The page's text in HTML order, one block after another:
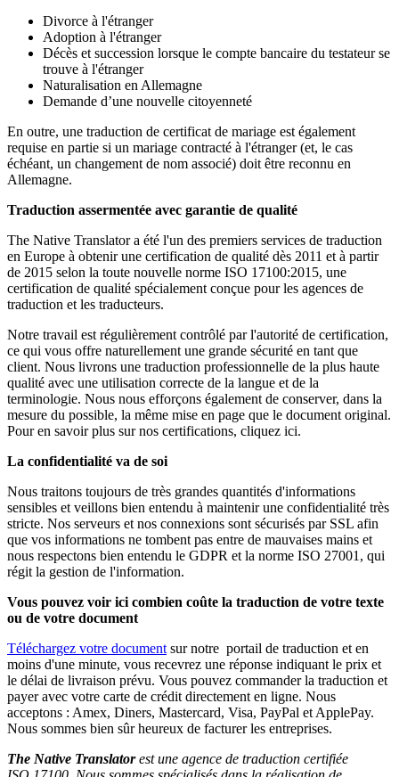
Divorce à l'étranger
Adoption à l'étranger
Décès et succession lorsque le compte bancaire du testateur se
trouve à l'étranger
Naturalisation en Allemagne
Demande d’une nouvelle citoyenneté
En outre, une traduction de certificat de mariage est également
requise en partie si un mariage contracté à l'étranger (et, le cas
échéant, un changement de nom associé) doit être reconnu en
Allemagne.
Traduction assermentée avec garantie de qualité
The Native Translator a été l'un des premiers services de traduction
en Europe à obtenir une certification de qualité dès 2011 et à partir
de 2015 selon la toute nouvelle norme ISO 17100:2015, une
certification de qualité spécialement conçue pour les agences de
traduction et les traducteurs.
Notre travail est régulièrement contrôlé par l'autorité de certification,
ce qui vous offre naturellement une grande sécurité en tant que
client. Nous livrons une traduction professionnelle de la plus haute
qualité avec une utilisation correcte de la langue et de la
terminologie. Nous nous efforçons également de conserver, dans la
mesure du possible, la même mise en page que le document original.
Pour en savoir plus sur nos certifications, cliquez ici.
La confidentialité va de soi
Nous traitons toujours de très grandes quantités d'informations
sensibles et veillons bien entendu à maintenir une confidentialité très
stricte. Nos serveurs et nos connexions sont sécurisés par SSL afin
que vos informations ne tombent pas entre de mauvaises mains et
nous respectons bien entendu le GDPR et la norme ISO 27001, qui
régit la gestion de l'information.
Vous pouvez voir ici combien coûte la traduction de votre texte
ou de votre document
Téléchargez votre document sur notre portail de traduction et en
moins d'une minute, vous recevrez une réponse indiquant le prix et
le délai de livraison prévu. Vous pouvez commander la traduction et
payer avec votre carte de crédit directement en ligne. Nous
acceptons : Amex, Diners, Mastercard, Visa, PayPal et ApplePay.
Nous sommes bien sûr heureux de facturer les entreprises.
The Native Translatorest une agence de traduction certifiée